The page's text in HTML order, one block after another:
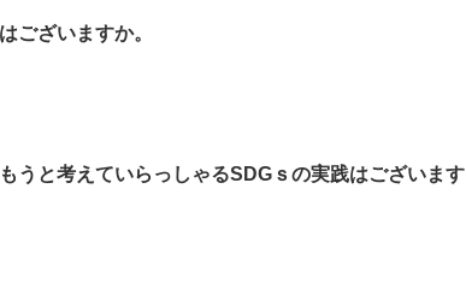
ございますか。
うと考えていらっしゃるSDG ｓの実践はございます